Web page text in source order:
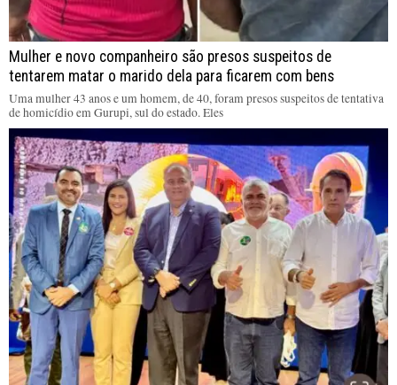
Mulher e novo companheiro são presos suspeitos de
tentarem matar o marido dela para ficarem com bens
Uma mulher 43 anos e um homem, de 40, foram presos suspeitos de tentativa
de homicídio em Gurupi, sul do estado. Eles